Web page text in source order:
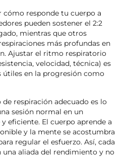
cómo responde tu cuerpo a
pueden sostener el 2:2
mientras que otros
más profundas en
Ajustar el ritmo respiratorio
velocidad, técnica) es
útiles en la progresión como
respiración adecuado es lo
sesión normal en un
eficiente. El cuerpo aprende a
y la mente se acostumbra
regular el esfuerzo. Así, cada
una aliada del rendimiento y no